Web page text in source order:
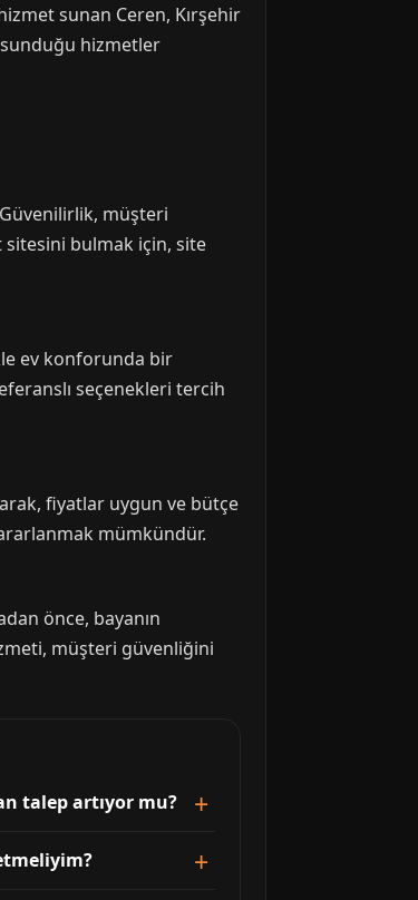
sunan Ceren, Kırşehir
hizmetler
müşteri
sitesini bulmak için, site
ev konforunda bir
seçenekleri tercih
fiyatlar uygun ve bütçe
mümkündür.
önce, bayanın
müşteri güvenliğini
talep artıyor mu?